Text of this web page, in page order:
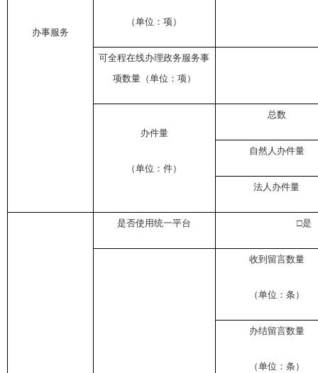
办事服务
（单位：项）
可全程在线办理政务服务事
项数量（单位：项）
办件量
（单位：件）
总数
自然人办件量
法人办件量
是否使用统一平台 □
收到留言数量
（单位：条）
办结留言数量
（单位：条）